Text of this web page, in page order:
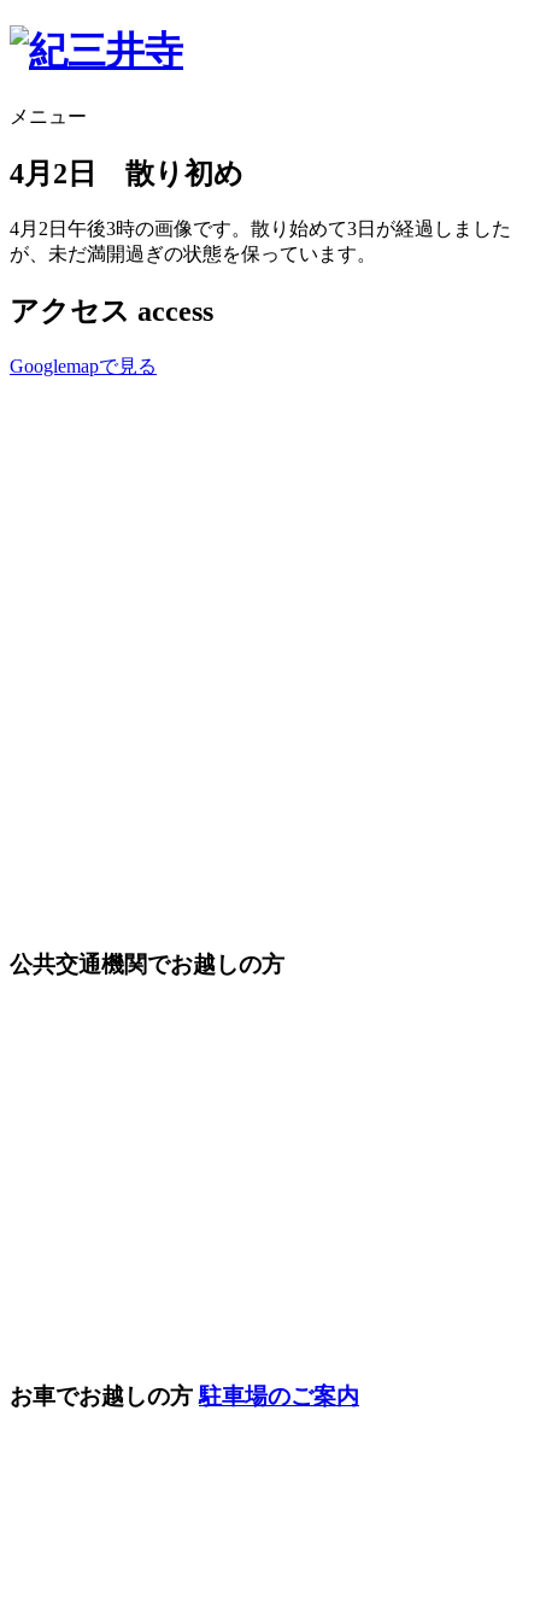
メニュー
4月2日 散り初め
4月2日午後3時の画像です。散り始めて3日が経過しました
が、未だ満開過ぎの状態を保っています。
アクセス access
Googlemapで見る
公共交通機関でお越しの方
お車でお越しの方駐車場のご案内